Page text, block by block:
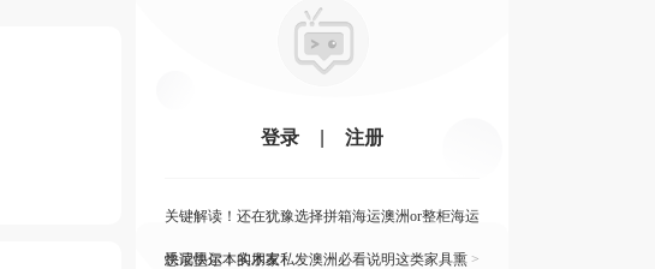
登录 注册
关键解读！还在犹豫选择拼箱海运澳洲or整柜海运
悉尼墨尔本的朋友 >
快读快运！实木家私发澳洲必看说明这类家具熏